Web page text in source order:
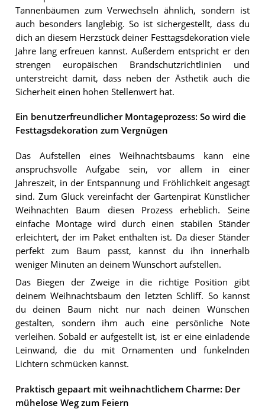
Tannenbäumen zum Verwechseln ähnlich, sondern ist
auch besonders langlebig. So ist sichergestellt, dass du
dich an diesem Herzstück deiner Festtagsdekoration viele
Jahre lang erfreuen kannst. Außerdem entspricht er den
strengen europäischen Brandschutzrichtlinien und
unterstreicht damit, dass neben der Ästhetik auch die
Sicherheit einen hohen Stellenwert hat.
Ein benutzerfreundlicher Montageprozess: So wird die
Festtagsdekoration zum Vergnügen
Das Aufstellen eines Weihnachtsbaums kann eine
anspruchsvolle Aufgabe sein, vor allem in einer
Jahreszeit, in der Entspannung und Fröhlichkeit angesagt
sind. Zum Glück vereinfacht der Gartenpirat Künstlicher
Weihnachten Baum diesen Prozess erheblich. Seine
einfache Montage wird durch einen stabilen Ständer
erleichtert, der im Paket enthalten ist. Da dieser Ständer
perfekt zum Baum passt, kannst du ihn innerhalb
weniger Minuten an deinem Wunschort aufstellen.
Das Biegen der Zweige in die richtige Position gibt
deinem Weihnachtsbaum den letzten Schliff. So kannst
du deinen Baum nicht nur nach deinen Wünschen
gestalten, sondern ihm auch eine persönliche Note
verleihen. Sobald er aufgestellt ist, ist er eine einladende
Leinwand, die du mit Ornamenten und funkelnden
Lichtern schmücken kannst.
Praktisch gepaart mit weihnachtlichem Charme: Der
mühelose Weg zum Feiern